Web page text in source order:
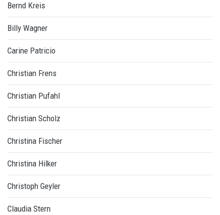
Bernd Kreis
Billy Wagner
Carine Patricio
Christian Frens
Christian Pufahl
Christian Scholz
Christina Fischer
Christina Hilker
Christoph Geyler
Claudia Stern